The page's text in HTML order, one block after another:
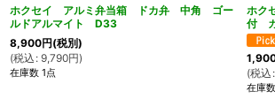
ホクセイ アルミ弁当箱 ドカ弁 中角 ゴー
ルドアルマイト D33
8,900円(税別)
(税込 : 9,790円)
在庫数 1点
ホク
付
(税込 :
在庫